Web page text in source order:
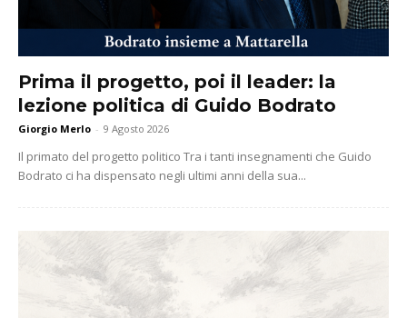
Prima il progetto, poi il leader: la
lezione politica di Guido Bodrato
Giorgio Merlo - 9 Agosto 2026
Il primato del progetto politico Tra i tanti insegnamenti che Guido
Bodrato ci ha dispensato negli ultimi anni della sua...